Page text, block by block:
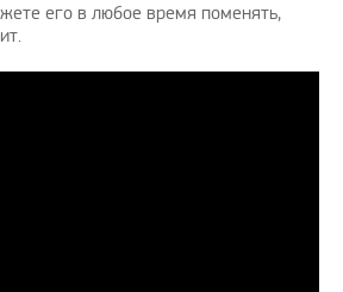
его в любое время поменять,